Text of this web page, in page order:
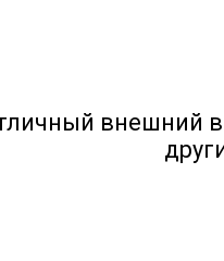
внешний